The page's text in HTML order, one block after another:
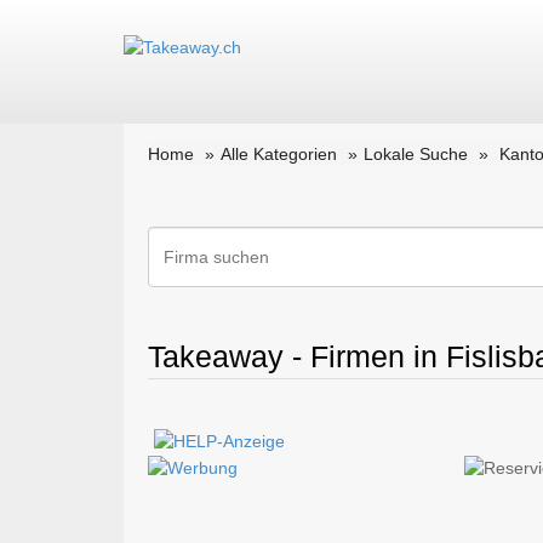
Home Alle Kategorien Lokale Suche
Takeaway - Firmen in